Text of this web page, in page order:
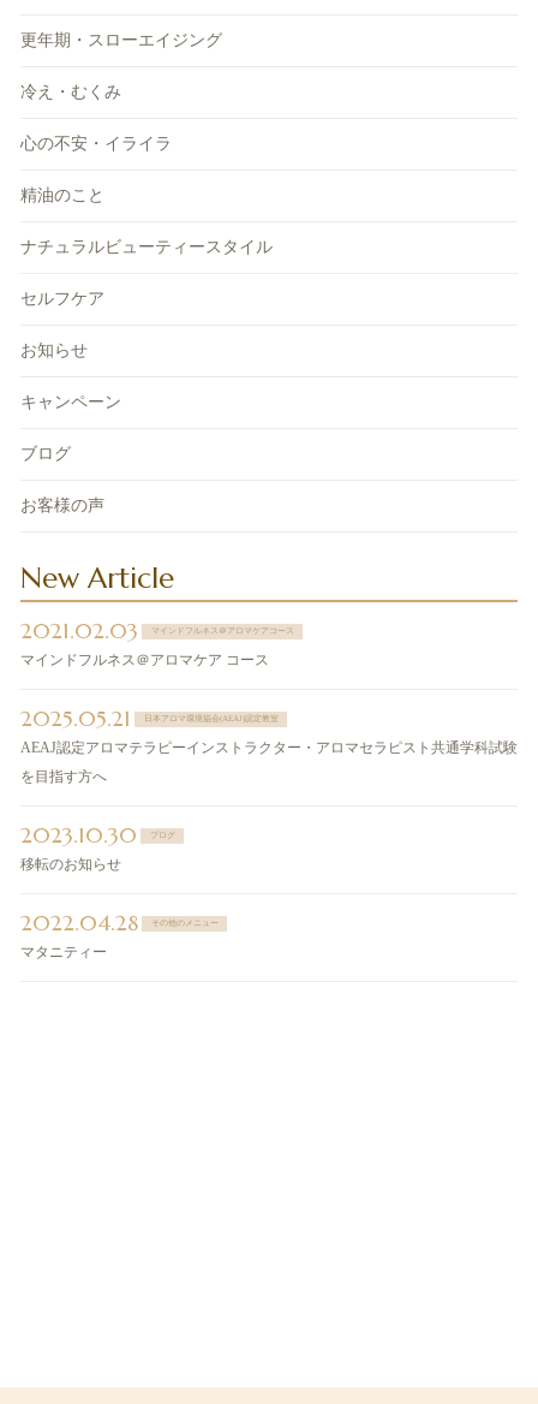
更年期・スローエイジング
冷え・むくみ
心の不安・イライラ
精油のこと
ナチュラルビューティースタイル
セルフケア
お知らせ
キャンペーン
ブログ
お客様の声
New Article
2021.02.03 マインドフルネス＠アロマケアコース
マインドフルネス＠アロマケア コース
2025.05.21 日本アロマ環境協会(AEAJ)認定教室
AEAJ認定アロマテラピーインストラクター・アロマセラピスト共通学科試験
を目指す方へ
2023.10.30 ブログ
移転のお知らせ
2022.04.28 その他のメニュー
マタニティー